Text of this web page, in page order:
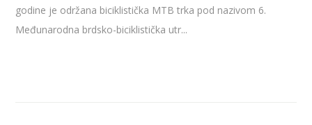
godine je održana biciklistička MTB trka pod nazivom 6.
Međunarodna brdsko-biciklistička utr...